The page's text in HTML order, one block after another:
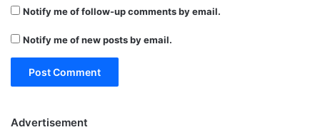
Notify me of follow-up comments by email.
Notify me of new posts by email.
Advertisement